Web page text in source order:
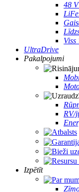
48
UltraDrive
Pakalpojumi
RV/
Izpētīt